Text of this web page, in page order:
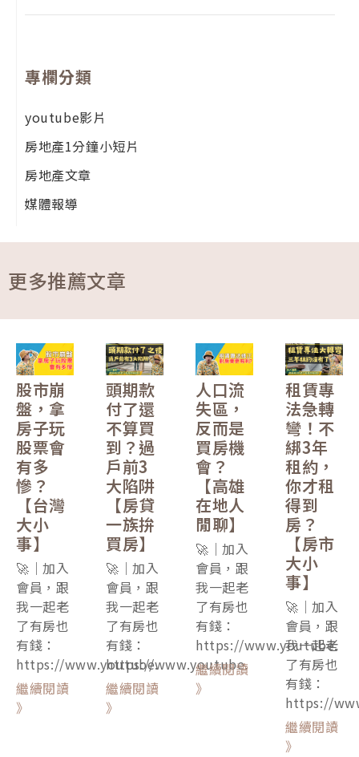
專欄分類
youtube影片
房地產1分鐘小短片
房地產文章
媒體報導
更多推薦文章
股市崩
盤，拿
房子玩
股票會
有多
慘？
【台灣
大小
事】
🚀｜加入
會員，跟
我一起老
了有房也
有錢：
https://www.youtube.
繼續閱讀
》
頭期款
付了還
不算買
到？過
戶前3
大陷阱
【房貸
一族拚
買房】
🚀｜加入
會員，跟
我一起老
了有房也
有錢：
https://www.youtube.
繼續閱讀
》
人口流
失區，
反而是
買房機
會？
【高雄
在地人
閒聊】
🚀｜加入
會員，跟
我一起老
了有房也
有錢：
https://www.youtube.
繼續閱讀
》
租賃專
法急轉
彎！不
綁3年
租約，
你才租
得到
房？
【房市
大小
事】
🚀｜加入
會員，跟
我一起老
了有房也
有錢：
https://
繼續閱讀
》